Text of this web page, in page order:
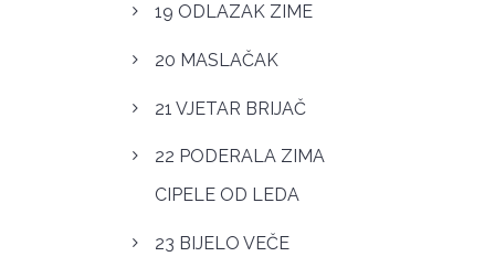
19 ODLAZAK ZIME
20 MASLAČAK
21 VJETAR BRIJAČ
22 PODERALA ZIMA
CIPELE OD LEDA
23 BIJELO VEČE